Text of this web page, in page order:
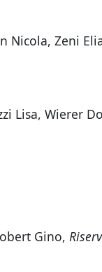
Nicola, Zeni
Lisa, Wierer
Gino,